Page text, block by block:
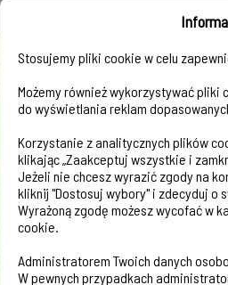
Stosujemy pliki cookie w celu
Możemy również wykorzystywać pliki
do wyświetlania reklam
Korzystanie z analitycznych plików
klikając „Zaakceptuj wszystkie i
Jeżeli nie chcesz wyrazić zgody na
kliknij "Dostosuj wybory" i zdecyduj o
Wyrażoną zgodę możesz wycofać w
cookie.
Administratorem Twoich danych
W pewnych przypadkach